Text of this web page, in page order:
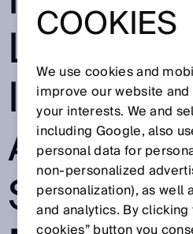
LACOOKIES
We use cookies and
improve our website
your interests. We and
including Google, also
personal data for
non‑personalized
personalization), as well
and analytics. By